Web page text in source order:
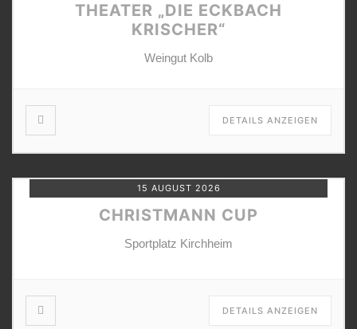
THEATER „DIE ECKBACH
KRISCHER“
Weingut Kolb
DETAILS ANZEIGEN
15 AUGUST 2026
CHRISTMANN CUP
Sportplatz Kirchheim
DETAILS ANZEIGEN